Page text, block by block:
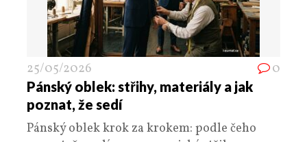
25/05/2026 0
Pánský oblek: střihy, materiály a jak
poznat, že sedí
Pánský oblek krok za krokem: podle čeho